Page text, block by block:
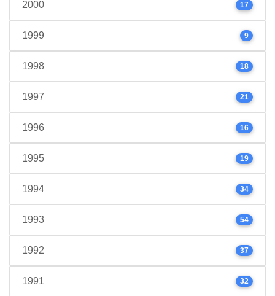
2000 17
1999 9
1998 18
1997 21
1996 16
1995 19
1994 34
1993 54
1992 37
1991 32